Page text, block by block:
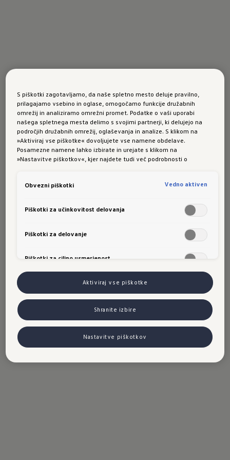
S piškotki zagotavljamo, da naše spletno mesto deluje pravilno,
prilagajamo vsebino in oglase, omogočamo funkcije družabnih
omrežij in analiziramo omrežni promet. Podatke o vaši uporabi
našega spletnega mesta delimo s svojimi partnerji, ki delujejo na
področjih družabnih omrežij, oglaševanja in analize. S klikom na
»Aktiviraj vse piškotke« dovoljujete vse namene obdelave.
Posamezne namene lahko izbirate in urejate s klikom na
»Nastavitve piškotkov«, kjer najdete tudi več podrobnosti o
Obvezni piškotki
Vedno aktiven
Piškotki za učinkovitost delovanja
Piškotki za delovanje
Piškotki za ciljno usmerjenost
Aktiviraj vse piškotke
Shranite izbire
Nastavitve piškotkov